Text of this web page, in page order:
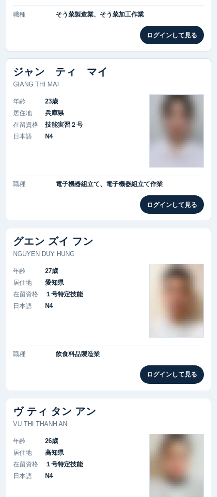
職種 そう菜製造業、そう菜加工作業
ログインして見る
ジャン ティ マイ
GIANG THI MAI
年齢
23歳
居住地
兵庫県
在留資格
技能実習２号
日本語
N4
職種 電子機器組立て、電子機器組立て作業
ログインして見る
グエン ズイ フン
NGUYEN DUY HUNG
年齢
27歳
居住地
愛知県
在留資格
１号特定技能
日本語
N4
職種 飲食料品製造業
ログインして見る
ヴ ティ タン アン
VU THI THANH AN
年齢
26歳
居住地
高知県
在留資格
１号特定技能
日本語
N4